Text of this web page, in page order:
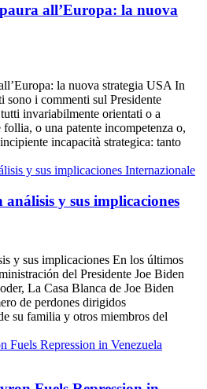
all’Europa: la nuova
la nuova strategia USA In
sono i commenti sul Presidente
invariabilmente orientati o a
o una patente incompetenza o,
incapacità strategica: tanto
Internazionale
y sus implicaciones
y sus implicaciones En los últimos
del Presidente Joe Biden
La Casa Blanca de Joe Biden
de perdones dirigidos
su familia y otros miembros del